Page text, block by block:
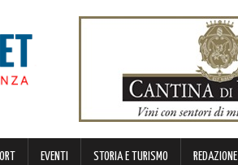
EVENTI STORIA E TURISMO REDAZIONE